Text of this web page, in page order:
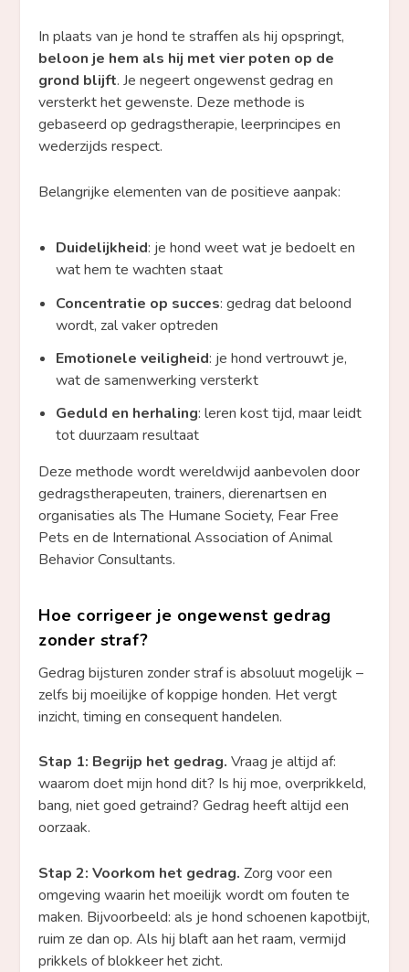
In plaats van je hond te straffen als hij opspringt,
beloon je hem als hij met vier poten op de
grond blijft. Je negeert ongewenst gedrag en
versterkt het gewenste. Deze methode is
gebaseerd op gedragstherapie, leerprincipes en
wederzijds respect.
Belangrijke elementen van de positieve aanpak:
Duidelijkheid: je hond weet wat je bedoelt en
wat hem te wachten staat
Concentratie op succes: gedrag dat beloond
wordt, zal vaker optreden
Emotionele veiligheid: je hond vertrouwt je,
wat de samenwerking versterkt
Geduld en herhaling: leren kost tijd, maar leidt
tot duurzaam resultaat
Deze methode wordt wereldwijd aanbevolen door
gedragstherapeuten, trainers, dierenartsen en
organisaties als The Humane Society, Fear Free
Pets en de International Association of Animal
Behavior Consultants.
Hoe corrigeer je ongewenst gedrag
zonder straf?
Gedrag bijsturen zonder straf is absoluut mogelijk –
zelfs bij moeilijke of koppige honden. Het vergt
inzicht, timing en consequent handelen.
Stap 1: Begrijp het gedrag. Vraag je altijd af:
waarom doet mijn hond dit? Is hij moe, overprikkeld,
bang, niet goed getraind? Gedrag heeft altijd een
oorzaak.
Stap 2: Voorkom het gedrag. Zorg voor een
omgeving waarin het moeilijk wordt om fouten te
maken. Bijvoorbeeld: als je hond schoenen kapotbijt,
ruim ze dan op. Als hij blaft aan het raam, vermijd
prikkels of blokkeer het zicht.